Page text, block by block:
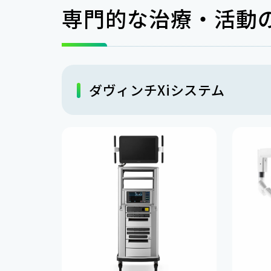
専門的な治療・活動
ダヴィンチXiシステム